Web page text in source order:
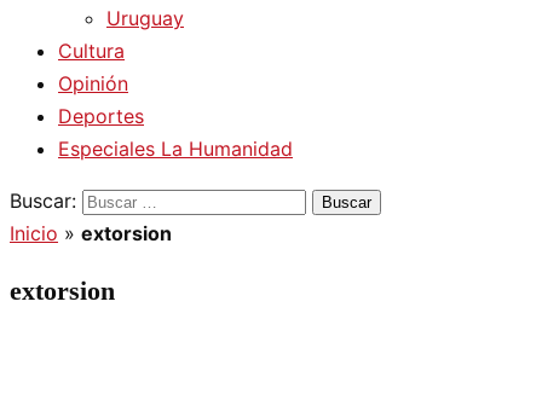
Uruguay
Cultura
Opinión
Deportes
Especiales La Humanidad
Buscar:
Inicio » extorsion
extorsion